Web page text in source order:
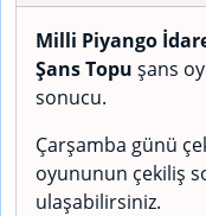
Milli Piyango
Şans Topu şans
sonucu.
Çarşamba günü
oyununun çekiliş
ulaşabilirsiniz.